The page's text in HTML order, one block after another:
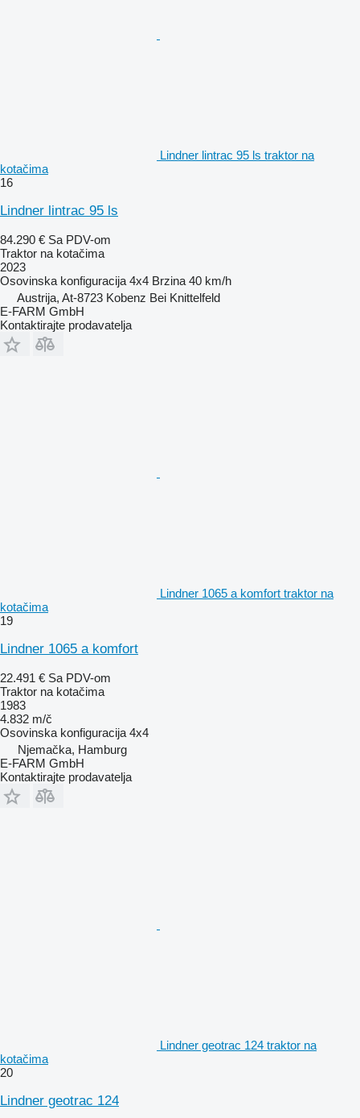
Lindner lintrac 95 ls traktor na
kotačima
16
Lindner lintrac 95 ls
84.290 € Sa PDV-om
Traktor na kotačima
2023
Osovinska konfiguracija 4x4 Brzina 40 km/h
Austrija, At-8723 Kobenz Bei Knittelfeld
E-FARM GmbH
Kontaktirajte prodavatelja
Lindner 1065 a komfort traktor na
kotačima
19
Lindner 1065 a komfort
22.491 € Sa PDV-om
Traktor na kotačima
1983
4.832 m/č
Osovinska konfiguracija 4x4
Njemačka, Hamburg
E-FARM GmbH
Kontaktirajte prodavatelja
Lindner geotrac 124 traktor na
kotačima
20
Lindner geotrac 124